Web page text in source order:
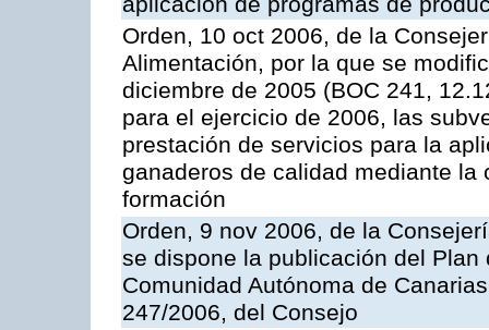
Orden, 10 oct 2006, de la
Alimentación, por la que se
diciembre de 2005 (BOC 241,
para el ejercicio de 2006, las
prestación de servicios para la
ganaderos de calidad mediante
formación
Orden, 9 nov 2006, de la
se dispone la publicación del
Comunidad Autónoma de
247/2006, del Consejo